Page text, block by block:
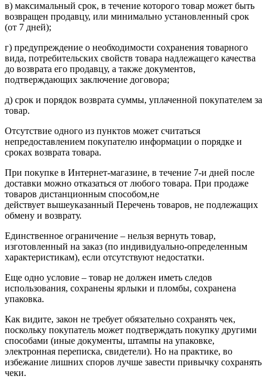
в) максимальный срок, в течение которого товар может быть
возвращен продавцу, или минимально установленный срок
(от 7 дней);
г) предупреждение о необходимости сохранения товарного
вида, потребительских свойств товара надлежащего качества
до возврата его продавцу, а также документов,
подтверждающих заключение договора;
д) срок и порядок возврата суммы, уплаченной покупателем за
товар.
Отсутствие одного из пунктов может считаться
непредоставлением покупателю информации о порядке и
сроках возврата товара.
При покупке в Интернет-магазине, в течение 7-и дней после
доставки можно отказаться от любого товара. При продаже
товаров дистанционным способом,не
действует вышеуказанный Перечень товаров, не подлежащих
обмену и возврату.
Единственное ограничение – нельзя вернуть товар,
изготовленный на заказ (по индивидуально-определенным
характеристикам), если отсутствуют недостатки.
Еще одно условие – товар не должен иметь следов
использования, сохранены ярлыки и пломбы, сохранена
упаковка.
Как видите, закон не требует обязательно сохранять чек,
поскольку покупатель может подтверждать покупку другими
способами (иные документы, штампы на упаковке,
электронная переписка, свидетели). Но на практике, во
избежание лишних споров лучше завести привычку сохранять
чеки.